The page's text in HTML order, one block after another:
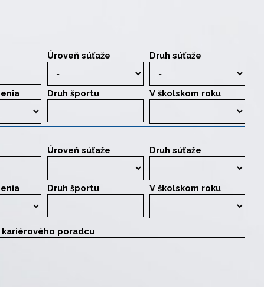
nemusia uznať účasť na súťažiach.
Úroveň súťaže Druh súťaže
Druh športu V školskom roku
Úroveň súťaže Druh súťaže
Druh športu V školskom roku
poradcu